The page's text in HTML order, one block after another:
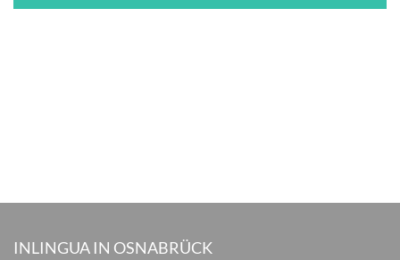
INLINGUA IN OSNABRÜCK